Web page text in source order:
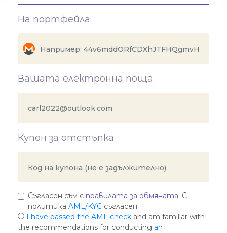
На портфейла
Вашата електронна поща
Купон за отстъпка
Съгласен съм с правилата за обмяната. С
политика AML/KYC съгласен.
I have passed the AML check and am familiar with
the recommendations for conducting an